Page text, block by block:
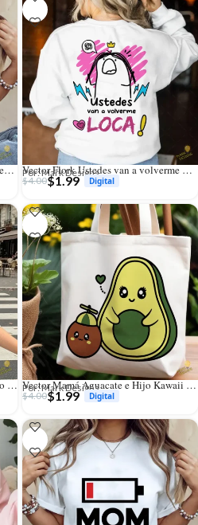
Vector Bee Mom Abeja con Corazones Diseño para Sublimación Vector Flork Ustedes van a volverme LOCA Diseño para Sublimación
Por: Mark Designs
$4.00$1.99
Vector Madre Hay Una Sola Yo Tengo la Mejor para Sublimación Vector Mamá Aguacate e Hijo Kawaii Diseño para Sublimación
Por: Mark Designs
$4.00$1.99